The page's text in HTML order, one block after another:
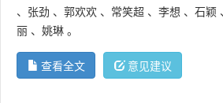
、 张劲 、 郭欢欢 、 常笑超 、 李想 、 石颖
丽 、 姚琳 。
查看全文 意见建议